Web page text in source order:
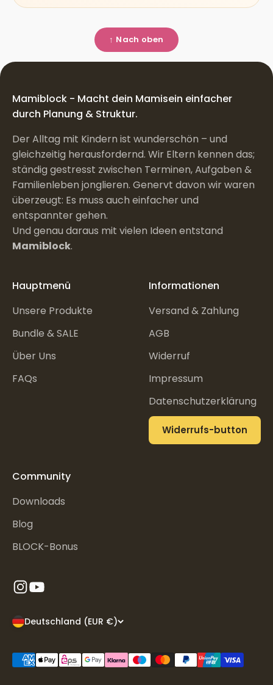
↑ Nach oben
Mamiblock - Macht dein Mamisein einfacher
durch Planung & Struktur.
Der Alltag mit Kindern ist wunderschön – und
gleichzeitig herausfordernd. Wir Eltern kennen das;
ständig gestresst zwischen Terminen, Aufgaben &
Familienleben jonglieren. Genervt davon wir waren
überzeugt: Es muss auch einfacher und
entspannter gehen.
Und genau daraus mit vielen Ideen entstand
Mamiblock.
Hauptmenü
Unsere Produkte
Bundle & SALE
Über Uns
FAQs
Informationen
Versand & Zahlung
AGB
Widerruf
Impressum
Datenschutzerklärung
Widerrufs-button
Community
Downloads
Blog
BLOCK-Bonus
Deutschland (EUR €)